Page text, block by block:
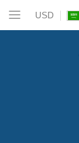
USD